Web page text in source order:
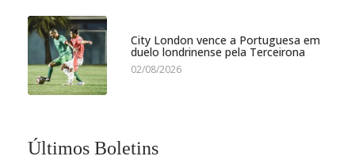
City London vence a Portuguesa em
duelo londrinense pela Terceirona
02/08/2026
Últimos Boletins